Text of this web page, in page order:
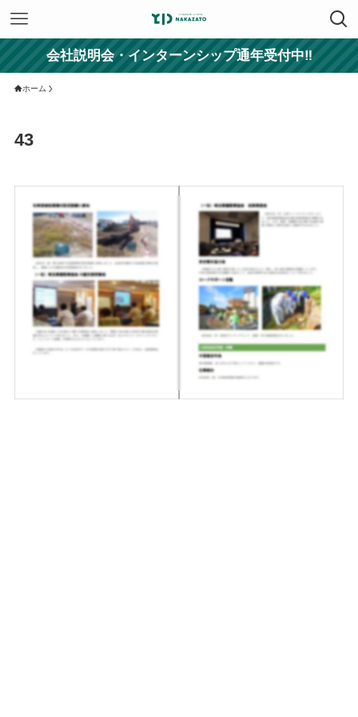
会社説明会・インターンシップ通年受付中‼
ホーム
43